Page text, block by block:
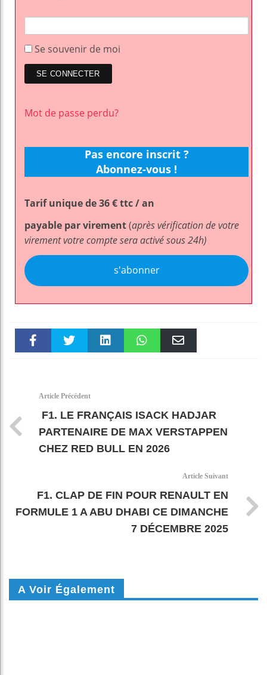
Se souvenir de moi
Mot de passe perdu?
Pas encore inscrit ?
Abonnez-vous !
Tarif unique de 36 € ttc / an
payable par virement(après vérification de votre
virement votre compte sera activé sous 24h)
s'abonner
Article Précédent
F1. LE FRANÇAIS ISACK HADJAR
PARTENAIRE DE MAX VERSTAPPEN
CHEZ RED BULL EN 2026
Article Suivant
F1. CLAP DE FIN POUR RENAULT EN
FORMULE 1 A ABU DHABI CE DIMANCHE
7 DÉCEMBRE 2025
A Voir Également